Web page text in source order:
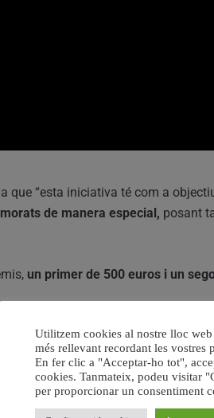
que “esta iniciativa té com a
de manera especial, posant
un primer de 500 euros i un
hi ha també dos premis
dibuix.
una festa ben especialen què
Utilitzem cookies al nostre lloc
més rellevant recordant les vostres
En fer clic a "Acceptar-ho tot",
cookies. Tanmateix, podeu visitar
per proporcionar un consentiment